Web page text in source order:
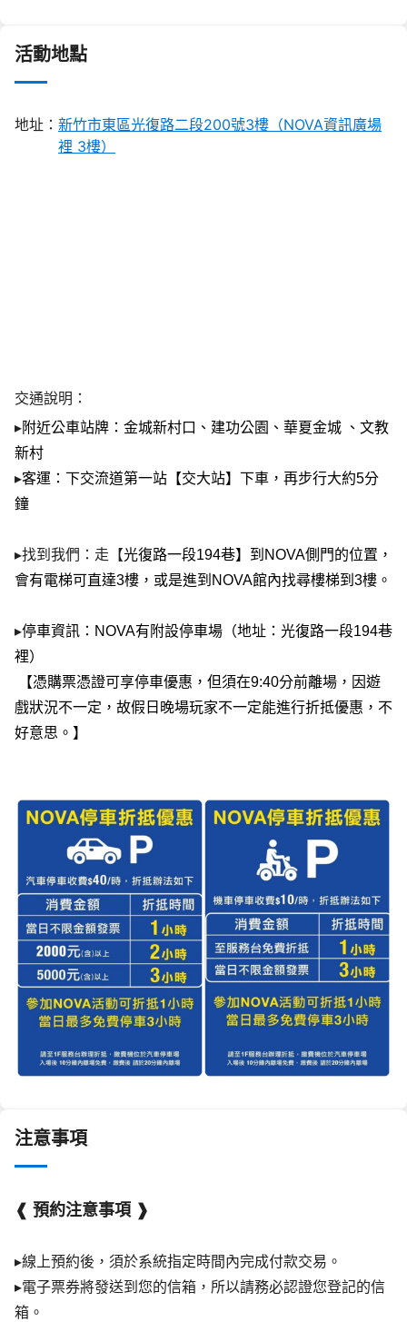
活動地點
地址： 新竹市東區光復路二段200號3樓（NOVA資訊廣場
裡 3樓）
交通說明：
▸附近公車站牌：金城新村口、建功公園、華夏金城 、文教
新村
▸客運：下交流道第一站【交大站】下車，再步行大約5分
鐘
▸找到我們：走【光復路一段194巷】到NOVA側門的位置，
會有電梯可直達3樓，或是進到NOVA館內找尋樓梯到3樓。
▸停車資訊：NOVA有附設停車場（地址：光復路一段194巷
裡）
戲狀況不一定，故假日晚場玩家不一定能進行折抵優惠，不
好意思。】
注意事項
❰ 預約注意事項 ❱
▸線上預約後，須於系統指定時間內完成付款交易。
▸電子票券將發送到您的信箱，所以請務必認證您登記的信
箱。